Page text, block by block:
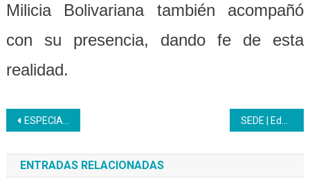
Milicia Bolivariana también acompañó
con su presencia, dando fe de esta
realidad.
Navegación
de
entradas
ESPECIAL DÍA DEL MAESTRO “Amo al Inces y estoy feliz de pertenecer a él desde hace 30 años”
ENTRADAS RELACIONADAS